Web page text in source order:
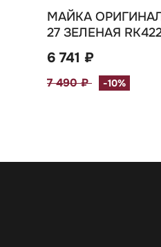
МАЙКА
27 ЗЕЛЕНАЯ
6 741 ₽
7 490 ₽ -10%